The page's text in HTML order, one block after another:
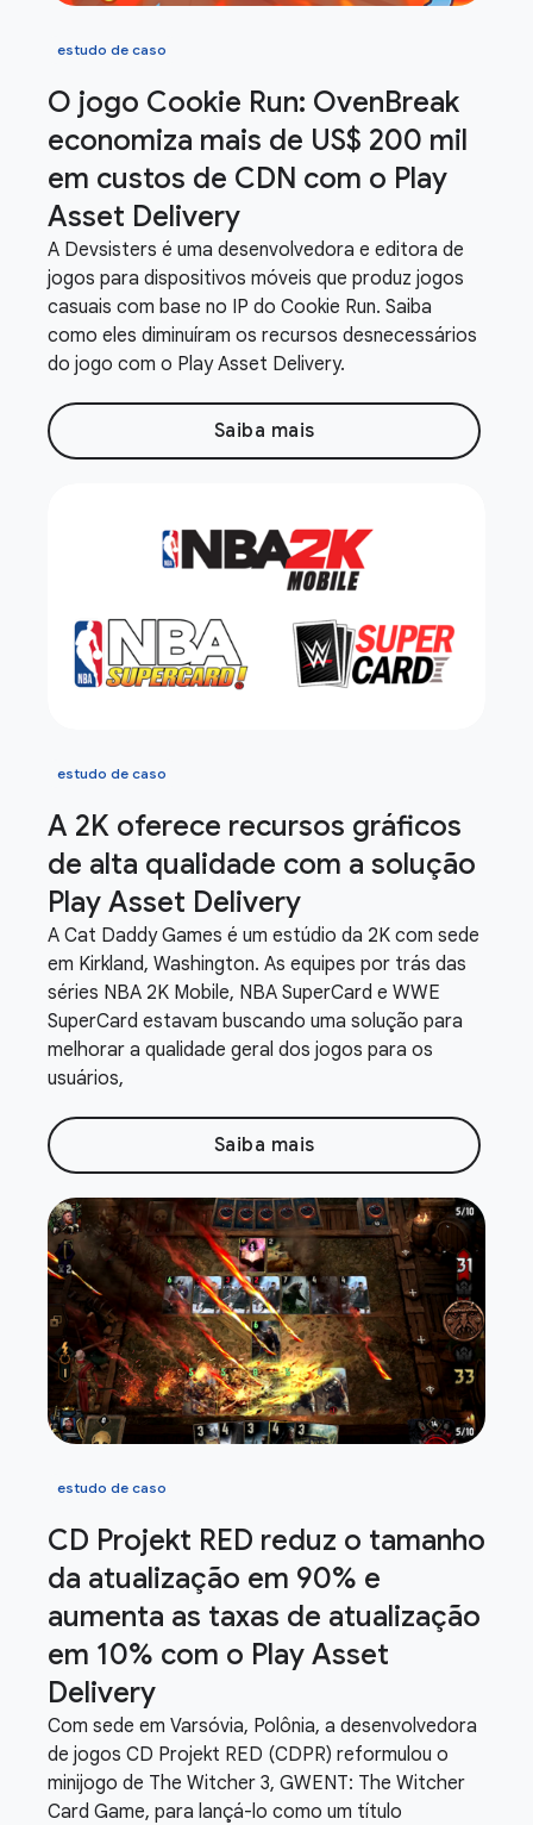
estudo de caso
O jogo Cookie Run: OvenBreak
economiza mais de US$ 200 mil
em custos de CDN com o Play
Asset Delivery
A Devsisters é uma desenvolvedora e editora de
jogos para dispositivos móveis que produz jogos
casuais com base no IP do Cookie Run. Saiba
como eles diminuíram os recursos desnecessários
do jogo com o Play Asset Delivery.
Saiba mais
estudo de caso
A 2K oferece recursos gráficos
de alta qualidade com a solução
Play Asset Delivery
A Cat Daddy Games é um estúdio da 2K com sede
em Kirkland, Washington. As equipes por trás das
séries NBA 2K Mobile, NBA SuperCard e WWE
SuperCard estavam buscando uma solução para
melhorar a qualidade geral dos jogos para os
usuários,
Saiba mais
estudo de caso
CD Projekt RED reduz o tamanho
da atualização em 90% e
aumenta as taxas de atualização
em 10% com o Play Asset
Delivery
Com sede em Varsóvia, Polônia, a desenvolvedora
de jogos CD Projekt RED (CDPR) reformulou o
minijogo de The Witcher 3, GWENT: The Witcher
Card Game, para lançá-lo como um título